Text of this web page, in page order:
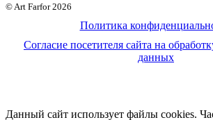
© Art Farfor 2026
Политика
Согласие посетителя сайта на
данных
Данный сайт использует файлы cookies.